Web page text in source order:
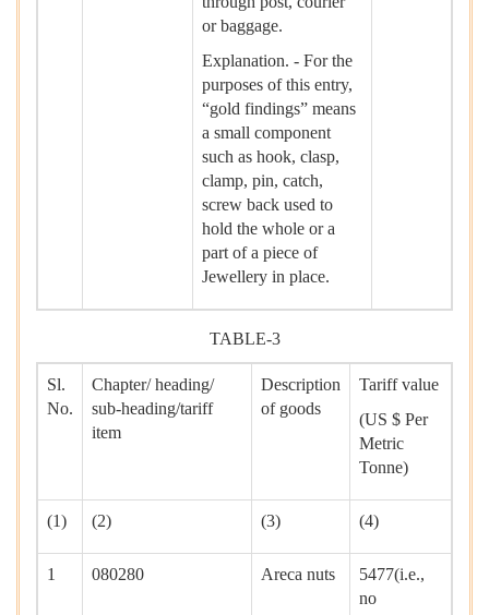
or baggage.
Explanation. - For the
purposes of this entry,
“gold findings” means
a small component
such as hook, clasp,
clamp, pin, catch,
screw back used to
hold the whole or a
part of a piece of
Jewellery in place.
TABLE-3
Sl.
No.
Chapter/ heading/
sub-heading/tariff
item
Description
of goods
Tariff value
(US $ Per
Metric
Tonne)
(1) (2) (3) (4)
1 080280 Areca nuts
5477(i.e.,
no